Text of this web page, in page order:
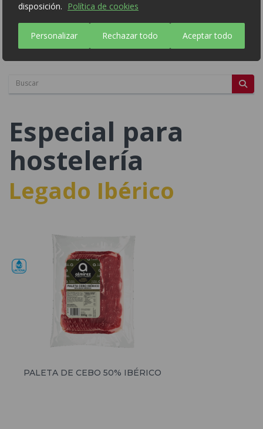
disposición. Política de cookies
Personalizar Rechazar todo Aceptar todo
Sin colorantes
Especial para
hostelería
Legado Ibérico
PALETA DE CEBO 50% IBÉRICO